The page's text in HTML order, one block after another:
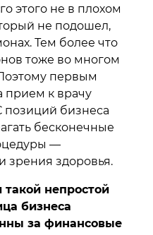
этого не в плохом
не подошел,
Тем более что
тоже во многом
первым
прием к врачу
бизнеса
бесконечные
—
зрения здоровья.
непростой
бизнеса
за финансовые